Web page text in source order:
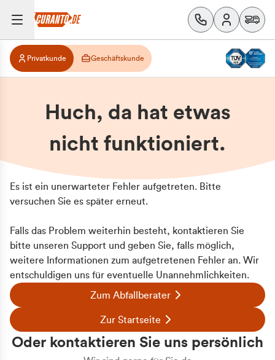
Privatkunde Geschäftskunde
Huch, da hat etwas
nicht funktioniert.
Es ist ein unerwarteter Fehler aufgetreten. Bitte
versuchen Sie es später erneut.
Falls das Problem weiterhin besteht, kontaktieren Sie
bitte unseren Support und geben Sie, falls möglich,
weitere Informationen zum aufgetretenen Fehler an. Wir
entschuldigen uns für eventuelle Unannehmlichkeiten.
Zum Abfallberater
Zur Startseite
Oder kontaktieren Sie uns persönlich